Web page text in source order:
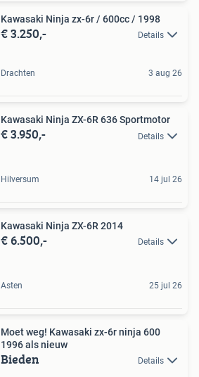
Kawasaki Ninja zx-6r / 600cc / 1998
€ 3.250,- Details
Drachten 3 aug 26
Kawasaki Ninja ZX-6R 636 Sportmotor
€ 3.950,- Details
Hilversum 14 jul 26
Kawasaki Ninja ZX-6R 2014
€ 6.500,- Details
Asten 25 jul 26
Moet weg! Kawasaki zx-6r ninja 600
1996 als nieuw
Bieden Details